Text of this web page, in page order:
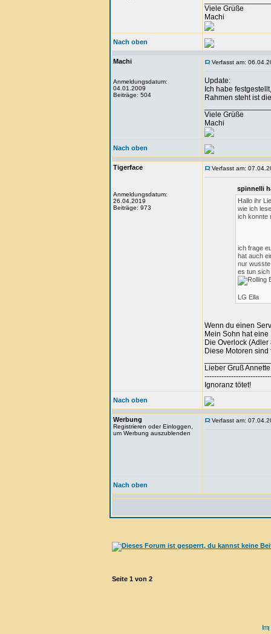
Viele Grüße
Machi
Nach oben
Machi
Anmeldungsdatum:
04.01.2009
Beiträge: 504
Verfasst am:
Update:
Ich habe
Rahmen steht ist
Viele Grüße
Machi
Nach oben
Tigerface
Anmeldungsdatum:
26.04.2019
Beiträge: 973
Verfasst am:
spinnelli
Hallo ihr
wie ich
ich konnte
ich frage
hat auch
nur
es tun sich
LG Ella
Wenn du einen
Mein Sohn hat
Die Overlock
Diese Motoren
Lieber Gruß Annette
Ignoranz tötet!
Nach oben
Werbung
Registrieren oder Einloggen,
um Werbung auszublenden
Verfasst am:
Nach oben
Seite 1 von 2